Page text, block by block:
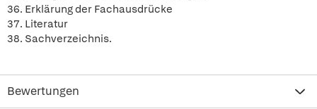
36. Erklärung der Fachausdrücke
37. Literatur
38. Sachverzeichnis.
Bewertungen